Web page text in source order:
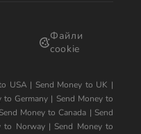
Файли
cookie
USA| Send Money to UK |
to Germany | Send Money to
Send Money to Canada | Send
to Norway| Send Money to